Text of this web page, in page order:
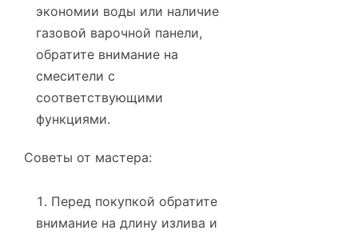
экономии воды или наличие
газовой варочной панели,
обратите внимание на
смесители с
соответствующими
функциями.
Советы от мастера:
Перед покупкой обратите
внимание на длину излива и